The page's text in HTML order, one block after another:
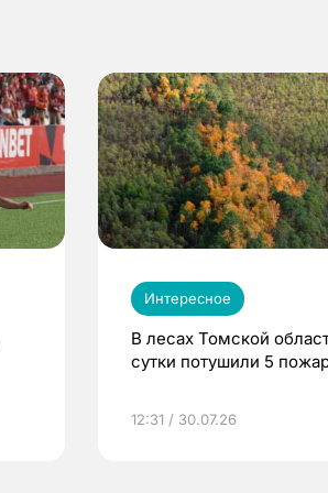
Интересное
В лесах Томской
сутки потушили 5
12:31 / 30.07.26